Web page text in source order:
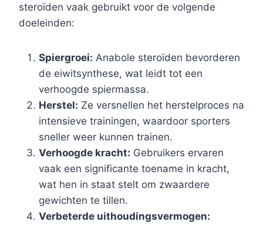
steroïden vaak gebruikt voor de volgende
doeleinden:
Spiergroei: Anabole steroïden bevorderen
de eiwitsynthese, wat leidt tot een
verhoogde spiermassa.
Herstel: Ze versnellen het herstelproces na
intensieve trainingen, waardoor sporters
sneller weer kunnen trainen.
Verhoogde kracht: Gebruikers ervaren
vaak een significante toename in kracht,
wat hen in staat stelt om zwaardere
gewichten te tillen.
Verbeterde uithoudingsvermogen: